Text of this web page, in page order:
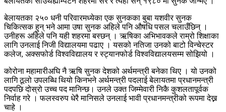
बेलायतका २५० धनी परिवारमध्येका एक सुनकका बुबा यशवीर सुनक
चिकित्सक हुन् भने आमा उषा सुनक अहिले पनि औषधि पसल चलाउँछिन् ।
उनीहरू अहिले पनि यही शहरमा बस्छन् । ऋषिका अभिभावकले राम्रो शिक्षाका
लागि उनलाई निजी विद्यालयमा पढाए । यसको नतिजा उनको बाटो विन्चेस्टर
कलेज, अक्सफोर्ड विश्वविद्यालय र स्ट्यानफोर्ड विश्वविद्यालयसम्म सोझियो ।
कोरोना महामारीअघि नै ऋषि सुनक देशको अर्थमन्त्री बनेका थिए । यो उनको
लागि ठूलो उपलब्धि थियो किनभने अर्थमन्त्री पदलाई बेलायतमा प्रधानमन्त्री
पदपछि दोस्रो उच्च पद मानिन्छ। उनले उक्त जिम्मेवारी निकै कुशलतापूर्वक
निर्वाह गरे । फलस्वरुप धेरै मानिसले उनलाई भावी प्रधानमन्त्रीको रूपमा देख्न
चाहे ।